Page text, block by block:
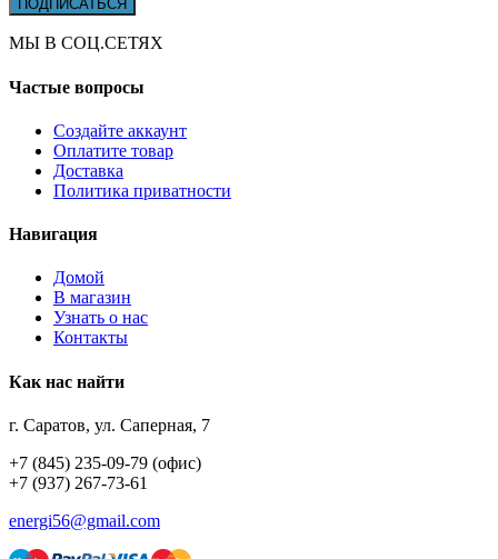
МЫ В СОЦ.СЕТЯХ
Частые вопросы
Создайте аккаунт
Оплатите товар
Доставка
Политика приватности
Навигация
Домой
В магазин
Узнать о нас
Контакты
Как нас найти
г. Саратов, ул. Саперная, 7
+7 (845) 235-09-79 (офис)
+7 (937) 267-73-61
energi56@gmail.com